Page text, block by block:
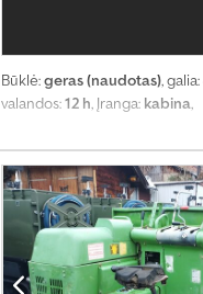
Būklė:geras (naudotas), galia:
valandos:12 h, Įranga: kabina,